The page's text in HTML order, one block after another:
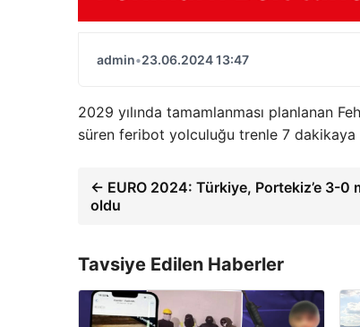
admin•23.06.2024 13:47
2029 yılında tamamlanması planlanan
süren feribot yolculuğu trenle 7 dakikaya
← EURO 2024: Türkiye, Portekiz’e 3-0
oldu
Tavsiye Edilen Haberler